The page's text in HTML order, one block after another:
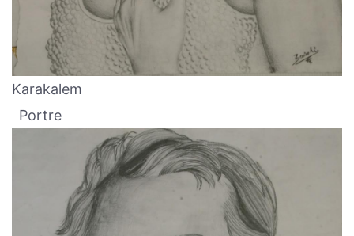
Karakalem
Portre